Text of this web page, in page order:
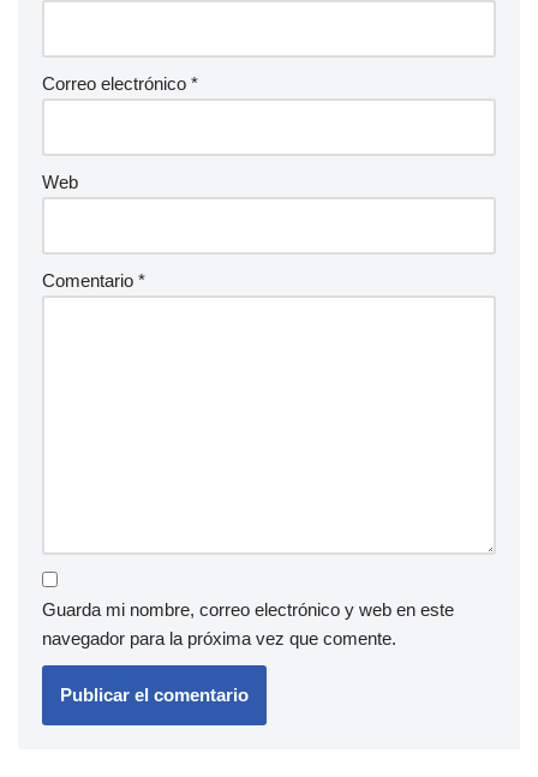
Correo electrónico *
Web
Comentario *
Guarda mi nombre, correo electrónico y web en este
navegador para la próxima vez que comente.